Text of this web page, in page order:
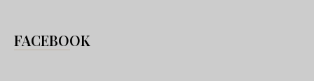
FACEBOOK